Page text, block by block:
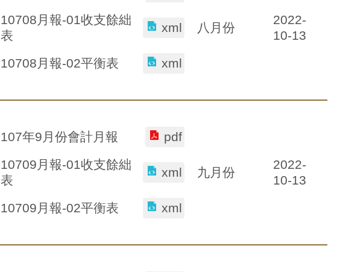
10708月報-01收支餘絀
表
xml
10708月報-02平衡表 xml
八月份
2022-
10-13
107年9月份會計月報
pdf
10709月報-01收支餘絀
表
xml
10709月報-02平衡表 xml
九月份
2022-
10-13